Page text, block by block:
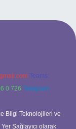
Teams:
0 726 Telegram:
Bilgi Teknolojileri ve
Sağlayıcı olarak